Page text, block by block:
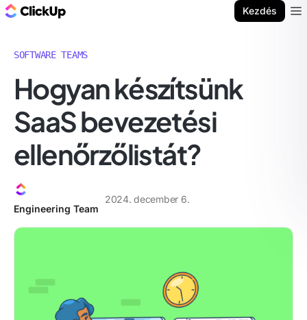
Kezdés
SOFTWARE TEAMS
Hogyan készítsünk
SaaS bevezetési
ellenőrzőlistát?
Engineering Team
2024. december 6.